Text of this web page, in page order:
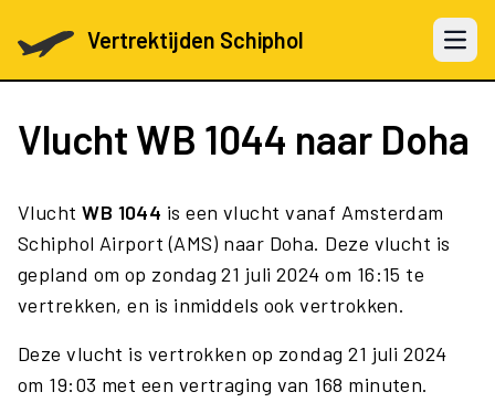
Vertrektijden Schiphol Open
Vlucht WB 1044 naar Doha
VluchtWB 1044 is een vlucht vanaf Amsterdam
Schiphol Airport (AMS) naar Doha. Deze vlucht is
gepland om op zondag 21 juli 2024 om 16:15 te
vertrekken, en is inmiddels ook vertrokken.
Deze vlucht is vertrokken op zondag 21 juli 2024
om 19:03 met een vertraging van 168 minuten.